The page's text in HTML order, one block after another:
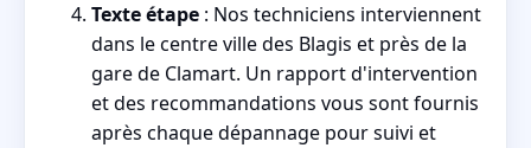
Texte étape : Nos techniciens interviennent
dans le centre ville des Blagis et près de la
gare de Clamart. Un rapport d'intervention
et des recommandations vous sont fournis
après chaque dépannage pour suivi et